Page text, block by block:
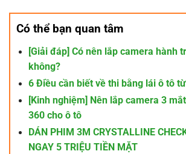
Có thể bạn quan tâm
[Giải đáp] Có nên lắp camera hành
không?
6 Điều cần biết về thi bằng lái ô tô
[Kinh nghiệm] Nên lắp camera 3
360 cho ô tô
DÁN PHIM 3M CRYSTALLINE
NGAY 5 TRIỆU TIỀN MẶT